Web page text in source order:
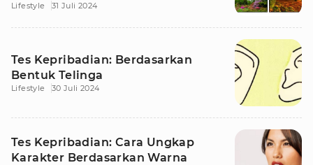
Seseorang
Lifestyle 31 Juli 2024
Tes Kepribadian: Berdasarkan
Bentuk Telinga
Lifestyle 30 Juli 2024
Tes Kepribadian: Cara Ungkap
Karakter Berdasarkan Warna